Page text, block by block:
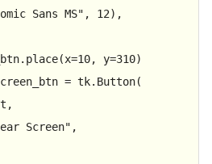
Sans MS" , 12),
10, y=310)
= tk.Button(
Screen" ,